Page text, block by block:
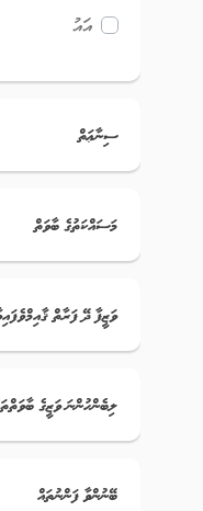
އައު
ސިނާޢަތް
މަސައްކަތުގެ ބާވަތް
ވަޒީފާ ދޭ ފަރާތް
ލިބެންހުންނަ ވަޒީގެ
ބޭނުންވާ ފަންނުތައް